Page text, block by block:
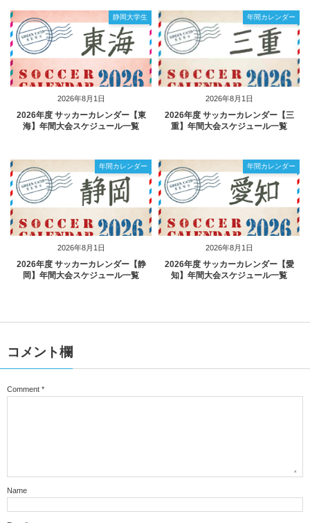
2026年8月1日
静岡大学生
2026年度 サッカーカレンダー【東
海】年間大会スケジュール一覧
2026年8月1日
年間カレンダー
2026年度 サッカーカレンダー【三
重】年間大会スケジュール一覧
2026年8月1日
年間カレンダー
2026年度 サッカーカレンダー【静
岡】年間大会スケジュール一覧
2026年8月1日
年間カレンダー
2026年度 サッカーカレンダー【愛
知】年間大会スケジュール一覧
コメント欄
Comment *
Name